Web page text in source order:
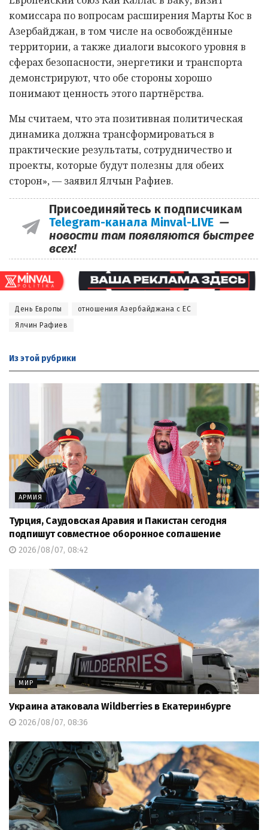
комиссара по вопросам расширения Марты Кос в
Азербайджан, в том числе на освобождённые
территории, а также диалоги высокого уровня в
сферах безопасности, энергетики и транспорта
демонстрируют, что обе стороны хорошо
понимают ценность этого партнёрства.
Мы считаем, что эта позитивная политическая
динамика должна трансформироваться в
практические результаты, сотрудничество и
проекты, которые будут полезны для обеих
сторон», — заявил Ялчын Рафиев.
Присоединяйтесь к подписчикам
Telegram-канала Minval-LIVE —
новости там появляются быстрее
всех!
День Европы
отношения Азербайджана с ЕС
Ялчин Рафиев
Из этой рубрики
АРМИЯ
Турция, Саудовская Аравия и Пакистан сегодня
подпишут совместное оборонное соглашение
2026/08/07, 08:42
МИР
Украина атаковала Wildberries в Екатеринбурге
2026/08/07, 08:36